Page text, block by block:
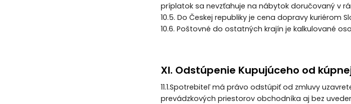
príplatok sa nevzťahuje na nábytok doručovaný v
10.5. Do Českej republiky je cena dopravy kuriérom
10.6. Poštovné do ostatných krajín je kalkulované
XI. Odstúpenie Kupujúceho od
11.1.Spotrebiteľ má právo odstúpiť od zmluvy
prevádzkových priestorov obchodníka aj bez